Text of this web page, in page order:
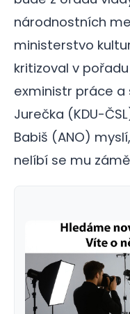
národnostních
ministerstvo
kritizoval v pořadu
exministr práce a
Jurečka (KDU-
Babiš (ANO)
nelíbí se mu